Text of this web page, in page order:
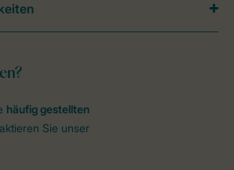
häufig gestellten
Sie unser